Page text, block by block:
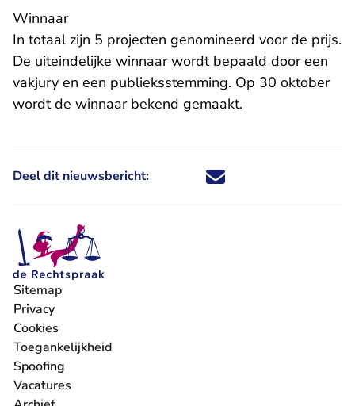
Winnaar
In totaal zijn 5 projecten genomineerd voor de prijs.
De uiteindelijke winnaar wordt bepaald door een
vakjury en een publieksstemming. Op 30 oktober
wordt de winnaar bekend gemaakt.
Deel dit nieuwsbericht: Deel dit nieuwsbericht via X -
Deel dit nieuwsbericht via
Deel dit nieuwsbericht
Deel dit
Sitemap
Privacy
Cookies
Toegankelijkheid
Spoofing
Vacatures
- U verlaat Rechtspraak.nl